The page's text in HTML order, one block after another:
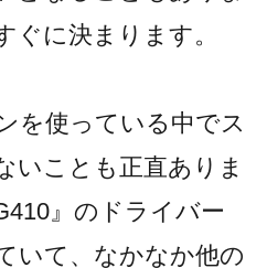
ぐに決まります。
を使っている中でス
いことも正直ありま
』のドライバー
いて、なかなか他の